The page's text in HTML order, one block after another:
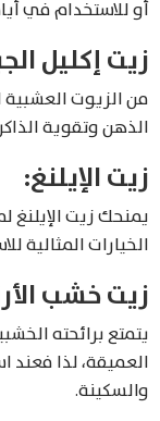
أو للاستخدام في
زيت إكليل
من الزيوت
الذهن وتقوية
زيت الإيلنغ:
يمنحك زيت
الخيارات المثالية
زيت خشب
يتمتع برائحته
العميقة، لذا فعند
والسكينة.